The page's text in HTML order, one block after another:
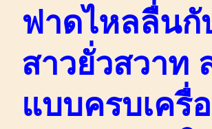
ฟาดไหลลื่นกั
สาวยั่วสวาท
แบบครบเครื่